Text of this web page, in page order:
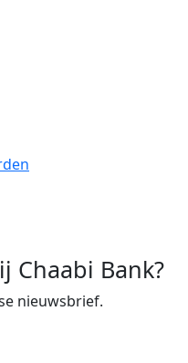
Chaabi Bank?
nieuwsbrief.